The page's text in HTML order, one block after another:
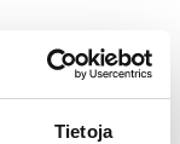
Tietoja